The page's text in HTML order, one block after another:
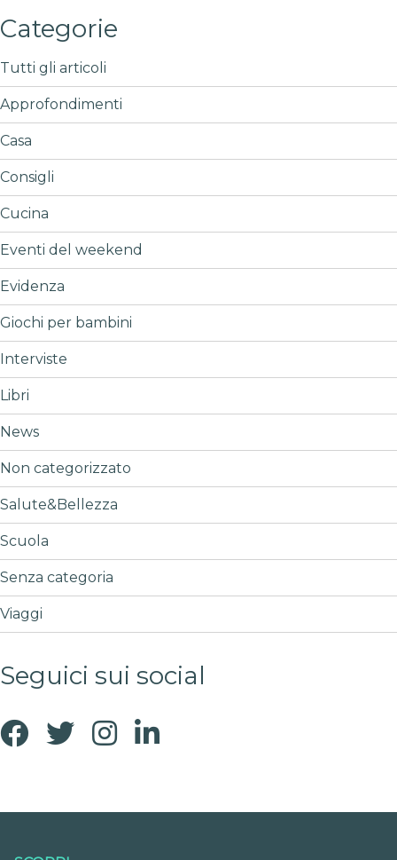
Categorie
Tutti gli articoli
Approfondimenti
Casa
Consigli
Cucina
Eventi del weekend
Evidenza
Giochi per bambini
Interviste
Libri
News
Non categorizzato
Salute&Bellezza
Scuola
Senza categoria
Viaggi
Seguici sui social